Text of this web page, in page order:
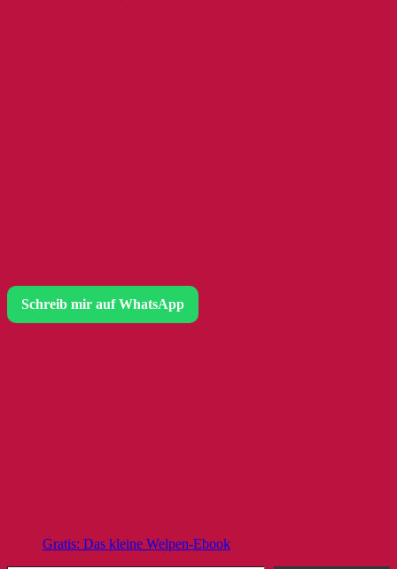
Schreib mir auf WhatsApp
Gratis: Das kleine Welpen-Ebook
Gib deine E-Mail-Adresse ein ...